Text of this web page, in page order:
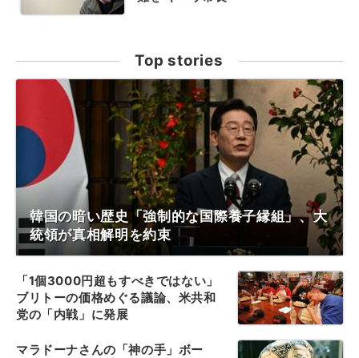
Top stories
韓国の暗い歴史「強制的な国際養子縁組」、大
統領が真相解明を約束
「1個3000円超もすべきではない」
ブリトーの価格めぐる議論、米共和
党の「内戦」に発展
マラドーナさんの「神の手」ボー